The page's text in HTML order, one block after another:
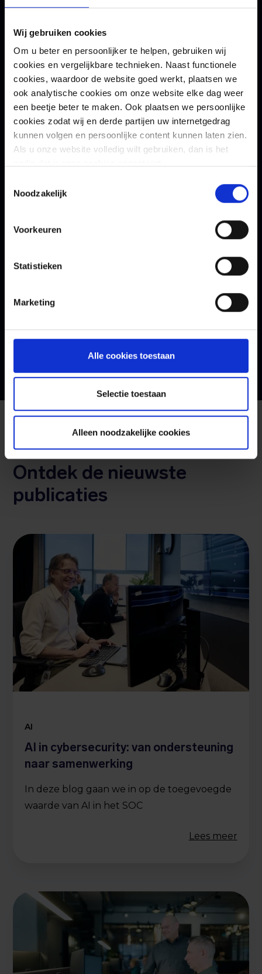
Wij gebruiken cookies
Om u beter en persoonlijker te helpen, gebruiken wij
cookies en vergelijkbare technieken. Naast functionele
cookies, waardoor de website goed werkt, plaatsen we
ook analytische cookies om onze website elke dag weer
een beetje beter te maken. Ook plaatsen we persoonlijke
cookies zodat wij en derde partijen uw internetgedrag
kunnen volgen en persoonlijke content kunnen laten zien.
Als u onze website volledig wilt gebruiken, dan is het
Noodzakelijk
Voorkeuren
Statistieken
Marketing
Alle cookies toestaan
Selectie toestaan
Alleen noodzakelijke cookies
Tesorion gebruikt jouw gegevens voor het versturen
van de gevraagde informatie. Daarnaast worden je
gegevens mogelijk gebruikt voor commerciële
opvolging. Je kunt je op elk gewenst moment
hiervoor afmelden via de link in de e-mail. Lees voor
meer informatie onsprivacybeleid .
Ja, ik accepteer het Tesorion privacybeleid.
Publicaties
Ontdek de nieuwste
publicaties
AI
AI in cybersecurity: van ondersteuning
naar samenwerking
In deze blog gaan we in op de toegevoegde
waarde van AI in het SOC
Lees meer